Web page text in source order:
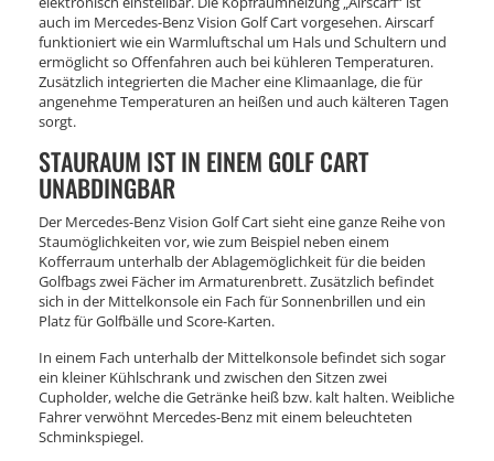
auch im Mercedes-Benz Vision Golf Cart vorgesehen. Airscarf
funktioniert wie ein Warmluftschal um Hals und Schultern und
ermöglicht so Offenfahren auch bei kühleren Temperaturen.
Zusätzlich integrierten die Macher eine Klimaanlage, die für
angenehme Temperaturen an heißen und auch kälteren Tagen
sorgt.
STAURAUM IST IN EINEM GOLF CART
UNABDINGBAR
Der Mercedes-Benz Vision Golf Cart sieht eine ganze Reihe von
Staumöglichkeiten vor, wie zum Beispiel neben einem
Kofferraum unterhalb der Ablagemöglichkeit für die beiden
Golfbags zwei Fächer im Armaturenbrett. Zusätzlich befindet
sich in der Mittelkonsole ein Fach für Sonnenbrillen und ein
Platz für Golfbälle und Score-Karten.
In einem Fach unterhalb der Mittelkonsole befindet sich sogar
ein kleiner Kühlschrank und zwischen den Sitzen zwei
Cupholder, welche die Getränke heiß bzw. kalt halten. Weibliche
Fahrer verwöhnt Mercedes-Benz mit einem beleuchteten
Schminkspiegel.